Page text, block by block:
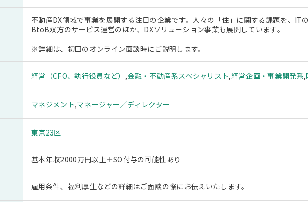
不動産DX領域で事業を展開する注目の企業です。人々の「住」に関する課題を、IT
BtoB双方のサービス運営のほか、DXソリューション事業も展開しています。
※詳細は、初回のオンライン面談時にご説明します。
経営（CFO、執行役員など） ,金融・不動産系スペシャリスト,経営企画・事業開発系,
マネジメント,マネージャー／ディレクター
東京23区
基本年収2000万円以上＋SO付与の可能性あり
雇用条件、福利厚生などの詳細はご面談の際にお伝えいたします。